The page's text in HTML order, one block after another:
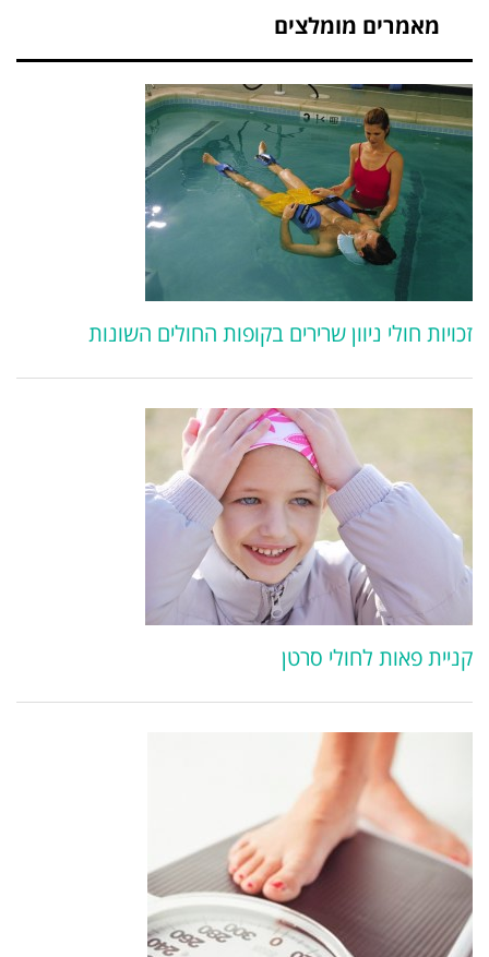
מאמרים מומלצים
זכויות חולי ניוון שרירים בקופות החולים השונות
קניית פאות לחולי סרטן